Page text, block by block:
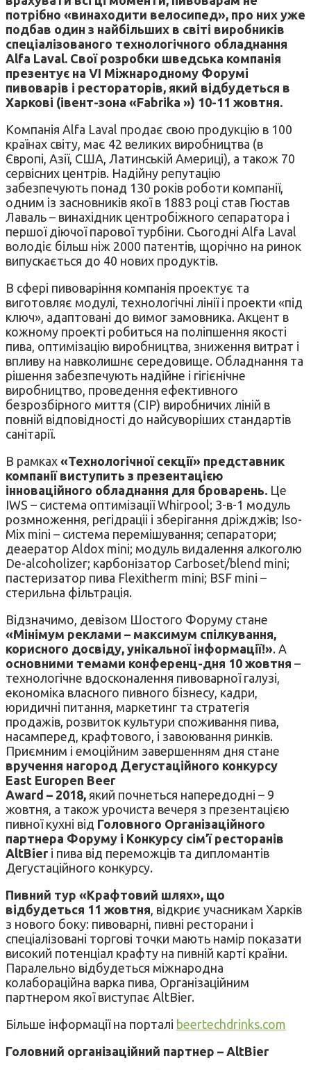
потрібно «винаходити велосипед», про них уже
подбав один з найбільших в світі виробників
спеціалізованого технологічного обладнання
Alfa Laval. Свої розробки шведська компанія
презентує на VI Міжнародному Форумі
пивоварів і рестораторів, який відбудеться в
Харкові (івент-зона «Fabrika ») 10-11 жовтня.
Компанія Alfa Laval продає свою продукцію в 100
країнах світу, має 42 великих виробництва (в
Європі, Азії, США, Латинській Америці), а також 70
сервісних центрів. Надійну репутацію
забезпечують понад 130 років роботи компанії,
одним із засновників якої в 1883 році став Гюстав
Лаваль – винахідник центробіжного сепаратора і
першої діючої парової турбіни. Сьогодні Alfa Laval
володіє більш ніж 2000 патентів, щорічно на ринок
випускається до 40 нових продуктів.
В сфері пивоваріння компанія проектує та
виготовляє модулі, технологічні лінії і проекти «під
ключ», адаптовані до вимог замовника. Акцент в
кожному проекті робиться на поліпшення якості
пива, оптимізацію виробництва, зниження витрат і
впливу на навколишнє середовище. Обладнання та
рішення забезпечують надійне і гігієнічне
виробництво, проведення ефективного
безрозбірного миття (CIP) виробничих ліній в
повній відповідності до найсуворіших стандартів
санітарії.
В рамках «Технологічної секції» представник
компанії виступить з презентацією
інноваційного обладнання для броварень. Це
IWS – система оптимізації Whirpool; 3-в-1 модуль
розмноження, регідраціі і зберігання дріжджів; Iso-
Mix mini – система перемішування; сепаратори;
деаератор Aldox mini; модуль видалення алкоголю
De-alcoholizer; карбонізатор Carboset/blend mini;
пастеризатор пива Flexitherm mini; BSF mini –
стерильна фільтрація.
Відзначимо, девізом Шостого Форуму стане
«Мінімум реклами – максимум спілкування,
корисного досвіду, унікальної інформації!». А
основними темами конференц-дня 10 жовтня –
технологічне вдосконалення пивоварної галузі,
економіка власного пивного бізнесу, кадри,
юридичні питання, маркетинг та стратегія
продажів, розвиток культури споживання пива,
насамперед, крафтового, і завоювання ринків.
Приємним і емоційним завершенням дня стане
вручення нагород Дегустаційного конкурсу
East Europen Beer
Award – 2018, який почнеться напередодні – 9
жовтня, а також урочиста вечеря з презентацією
пивної кухні від Головного Організаційного
партнера Форуму і Конкурсу сім’ї ресторанів
AltBier і пива від переможців та дипломантів
Дегустаційного конкурсу.
Пивний тур «Крафтовий шлях», що
відбудеться 11 жовтня , відкриє учасникам Харків
з нового боку: пивоварні, пивні ресторани і
спеціалізовані торгові точки мають намір показати
високий потенціал крафту на пивній карті країни.
Паралельно відбудеться міжнародна
колабораційна варка пива, Організаційним
партнером якої виступає AltBier.
Більше інформації на порталі beertechdrinks.com
Головний організаційний партнер – AltBier